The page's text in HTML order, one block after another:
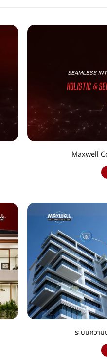
Maxwell
ระบบควา